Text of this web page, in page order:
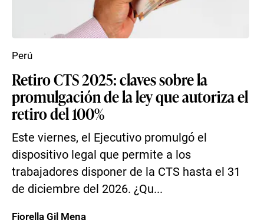
Retiro CTS 2025: claves sobre la
promulgación de la ley que autoriza el
retiro del 100%
Este viernes, el Ejecutivo promulgó el
dispositivo legal que permite a los
trabajadores disponer de la CTS hasta el 31
de diciembre del 2026. ¿Qu...
Perú
Fiorella Gil Mena